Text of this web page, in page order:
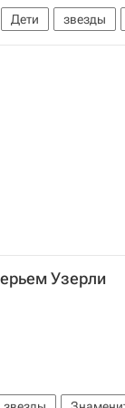
Дети звезды
Узерли